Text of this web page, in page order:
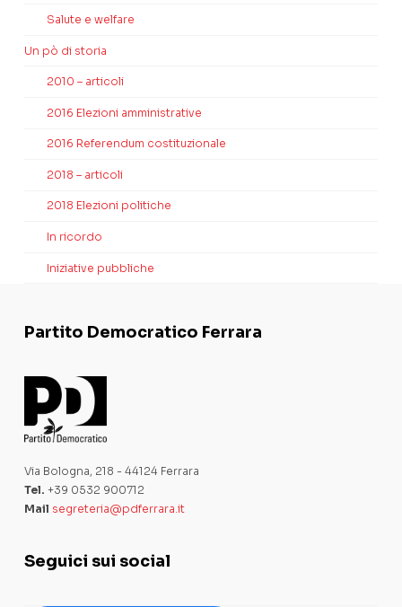
Salute e welfare
Un pò di storia
2010 – articoli
2016 Elezioni amministrative
2016 Referendum costituzionale
2018 – articoli
2018 Elezioni politiche
In ricordo
Iniziative pubbliche
Partito Democratico Ferrara
Via Bologna, 218 - 44124 Ferrara
Tel. +39 0532 900712
Mail segreteria@pdferrara.it
Seguici sui social